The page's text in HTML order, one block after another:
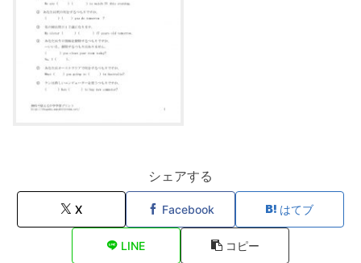
シェアする
X Facebook はてブ
LINE コピー